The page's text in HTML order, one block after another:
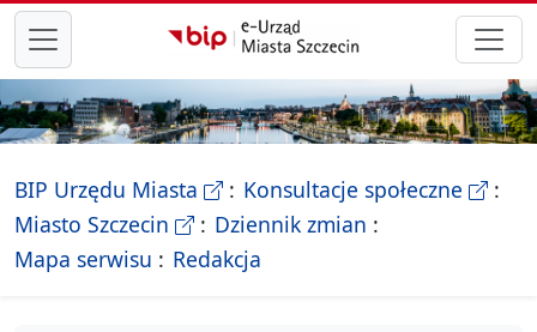
przejdź do głównego menu
BIP Urzędu Miasta - Biletyn Informacji Publicznej
Konsultacje społeczne-
Miasto Szczecin - Oficjalna strona Miasta Szczecin
Dziennik zmian
Mapa serwisu - drzewko rozdziałów
Redakcja